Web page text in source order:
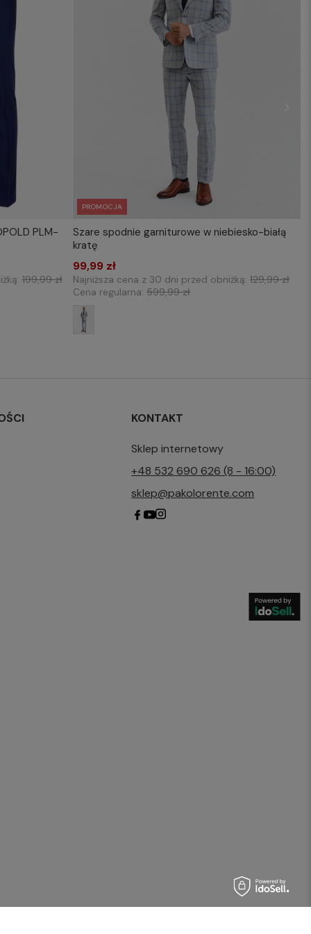
PLM-
199,99 zł
PROMOCJA
WYBIERZ ROZMIAR DO KOSZYKA
Szare spodnie garniturowe w niebiesko-białą
kratę
99,99 zł
Najniższa cena z 30 dni przed obniżką:129,99 zł
Cena regularna:599,99 zł
KONTAKT
Sklep internetowy
+48 532 690 626 (8 - 16:00)
sklep@pakolorente.com